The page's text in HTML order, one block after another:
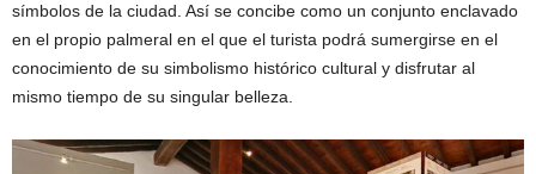
símbolos de la ciudad. Así se concibe como un conjunto enclavado
en el propio palmeral en el que el turista podrá sumergirse en el
conocimiento de su simbolismo histórico cultural y disfrutar al
mismo tiempo de su singular belleza.